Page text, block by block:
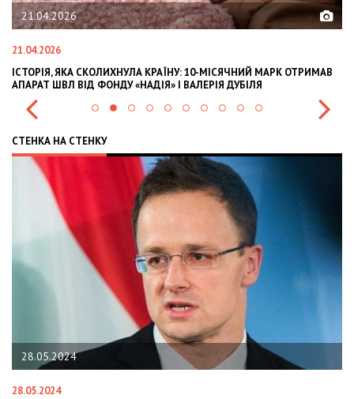
МАРК ОТРИМАВ
02.02.2026
OLEKSII ABASOV: HOW UKRAINIAN BUSINESSES CAN
INTERNATIONAL INVESTMENTS AND HEDGE RISKS
СТЕНКА НА СТЕНКУ
22.01.2024